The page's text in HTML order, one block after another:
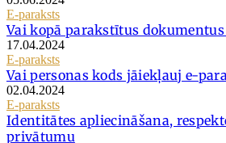
E-paraksts
Vai kopā parakstītus
17.04.2024
E-paraksts
Vai personas kods jāiekļauj e-
02.04.2024
E-paraksts
Identitātes apliecināšana,
privātumu